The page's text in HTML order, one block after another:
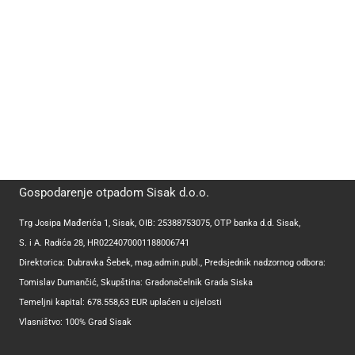
Gospodarenje otpadom Sisak d.o.o.
Trg Josipa Mađerića 1, Sisak, OIB: 25388753075, OTP banka d.d. Sisak,
S. i A. Radića 28, HR0224070001188006741
Direktorica: Dubravka Šebek, mag.admin.publ., Predsjednik nadzornog odbora:
Tomislav Dumančić, Skupština: Gradonačelnik Grada Siska
Temeljni kapital: 678.558,63 EUR uplaćen u cijelosti
Vlasništvo: 100% Grad Sisak